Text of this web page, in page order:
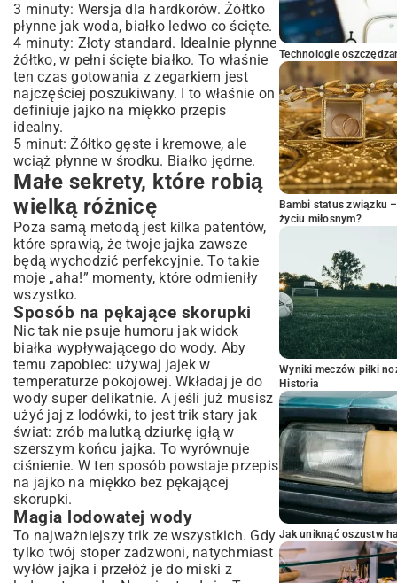
3 minuty: Wersja dla hardkorów. Żółtko
płynne jak woda, białko ledwo co ścięte.
4 minuty: Złoty standard. Idealnie płynne
żółtko, w pełni ścięte białko. To właśnie
ten czas gotowania z zegarkiem jest
najczęściej poszukiwany. I to właśnie on
definiuje jajko na miękko przepis
idealny.
5 minut: Żółtko gęste i kremowe, ale
wciąż płynne w środku. Białko jędrne.
Małe sekrety, które robią
wielką różnicę
Poza samą metodą jest kilka patentów,
które sprawią, że twoje jajka zawsze
będą wychodzić perfekcyjnie. To takie
moje „aha!” momenty, które odmieniły
wszystko.
Sposób na pękające skorupki
Nic tak nie psuje humoru jak widok
białka wypływającego do wody. Aby
temu zapobiec: używaj jajek w
temperaturze pokojowej. Wkładaj je do
wody super delikatnie. A jeśli już musisz
użyć jaj z lodówki, to jest trik stary jak
świat: zrób malutką dziurkę igłą w
szerszym końcu jajka. To wyrównuje
ciśnienie. W ten sposób powstaje przepis
na jajko na miękko bez pękającej
skorupki.
Magia lodowatej wody
To najważniejszy trik ze wszystkich. Gdy
tylko twój stoper zadzwoni, natychmiast
wyłów jajka i przełóż je do miski z
Technologie
Bambi status związku
życiu miłosnym?
Wyniki meczów piłki
Historia
Jak uniknąć oszustw